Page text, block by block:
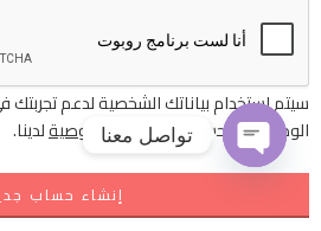
سيتم استخدام بياناتك الشخصية لدعم تجربتك
الوصول إلى حسابكسياسة الخصوصيةلدينا.
إنشاء حساب
تواصل معنا
CHATY